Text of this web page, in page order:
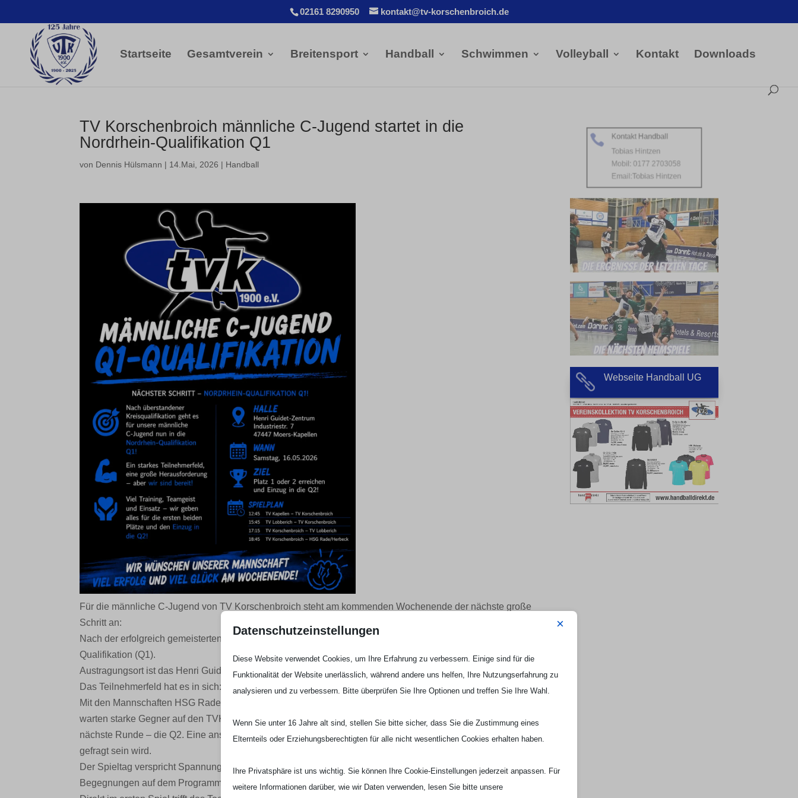
02161 8290950 kontakt@tv-korschenbroich.de
Startseite Gesamtverein Breitensport Handball Schwimmen Volleyball Kontakt Downloads
TV Korschenbroich männliche C-Jugend startet in die
Nordrhein-Qualifikation Q1
von Dennis Hülsmann | 14.Mai, 2026 | Handball
Für die männliche C-Jugend von TV Korschenbroich steht am kommenden Wochenende der nächste große
Schritt an:
Nach der erfolgreich gemeisterten Kreisqualifikation geht es nun in die erste Runde der Nordrhein-
Qualifikation (Q1).
Austragungsort ist das Henri Guidet-Zentrum in Moers.
Das Teilnehmerfeld hat es in sich:
Mit den Mannschaften HSG Rade/Herbeck, TV Lobberich, TV Kapellen sowie HSG Homberg-Rheinhausen
warten starke Gegner auf den TVK. Nur die ersten beiden Plätze der Gruppe berechtigen zum Einzug in die
nächste Runde – die Q2. Eine anspruchsvolle Aufgabe also, bei der von Beginn an volle Konzentration
gefragt sein wird.
Der Spieltag verspricht Spannung pur. Für den TV Korschenbroich stehen gleich mehrere intensive
Begegnungen auf dem Programm.

Kontakt Handball
Tobias Hintzen
Mobil: 0177 2703058
Email:Tobias Hintzen
 Webseite Handball UG
Datenschutzeinstellungen ×
Diese Website verwendet Cookies, um Ihre Erfahrung zu verbessern. Einige sind für die
Funktionalität der Website unerlässlich, während andere uns helfen, Ihre Nutzungserfahrung zu
analysieren und zu verbessern. Bitte überprüfen Sie Ihre Optionen und treffen Sie Ihre Wahl.
Wenn Sie unter 16 Jahre alt sind, stellen Sie bitte sicher, dass Sie die Zustimmung eines
Elternteils oder Erziehungsberechtigten für alle nicht wesentlichen Cookies erhalten haben.
Ihre Privatsphäre ist uns wichtig. Sie können Ihre Cookie-Einstellungen jederzeit anpassen. Für
weitere Informationen darüber, wie wir Daten verwenden, lesen Sie bitte unsere